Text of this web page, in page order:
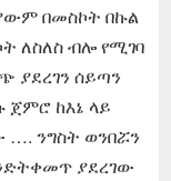
በመስኮት በኩል
ለስለስ ብሎ የሚገባ
ያደረገን ሰይጣን
ጀምሮ ከእኔ ላይ
…. ንግስት ወንበሯን
ያደረገው